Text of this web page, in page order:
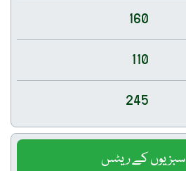
160
110
245
سبزیوں کے ریٹس